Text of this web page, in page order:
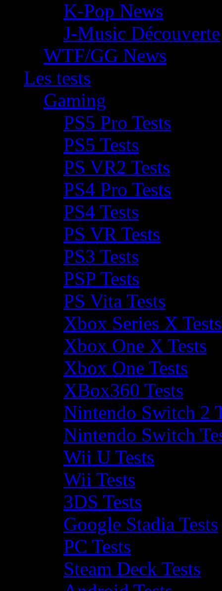
K-Pop News
J-Music Découverte
WTF/GG News
Les tests
Gaming
PS5 Pro Tests
PS5 Tests
PS VR2 Tests
PS4 Pro Tests
PS4 Tests
PS VR Tests
PS3 Tests
PSP Tests
PS Vita Tests
Xbox Series X Tests
Xbox One X Tests
Xbox One Tests
XBox360 Tests
Nintendo Switch 2
Nintendo Switch
Wii U Tests
Wii Tests
3DS Tests
Google Stadia Tests
PC Tests
Steam Deck Tests